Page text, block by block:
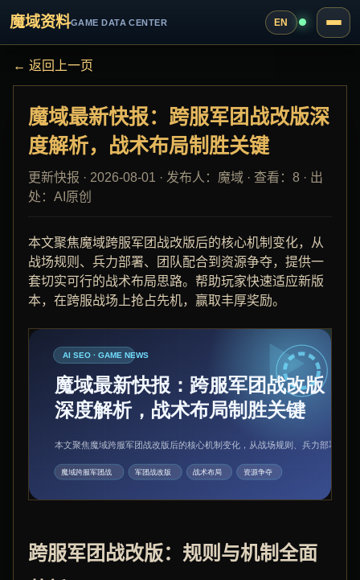
魔域资料GAME DATA CENTER EN
← 返回上一页
魔域最新快报：跨服军团战改版深
度解析，战术布局制胜关键
更新快报 · 2026-08-01 · 发布人：魔域 · 查看：8 · 出
处：AI原创
本文聚焦魔域跨服军团战改版后的核心机制变化，从
战场规则、兵力部署、团队配合到资源争夺，提供一
套切实可行的战术布局思路。帮助玩家快速适应新版
本，在跨服战场上抢占先机，赢取丰厚奖励。
跨服军团战改版：规则与机制全面